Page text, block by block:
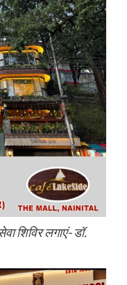
शिविर लगाएं- डॉ.